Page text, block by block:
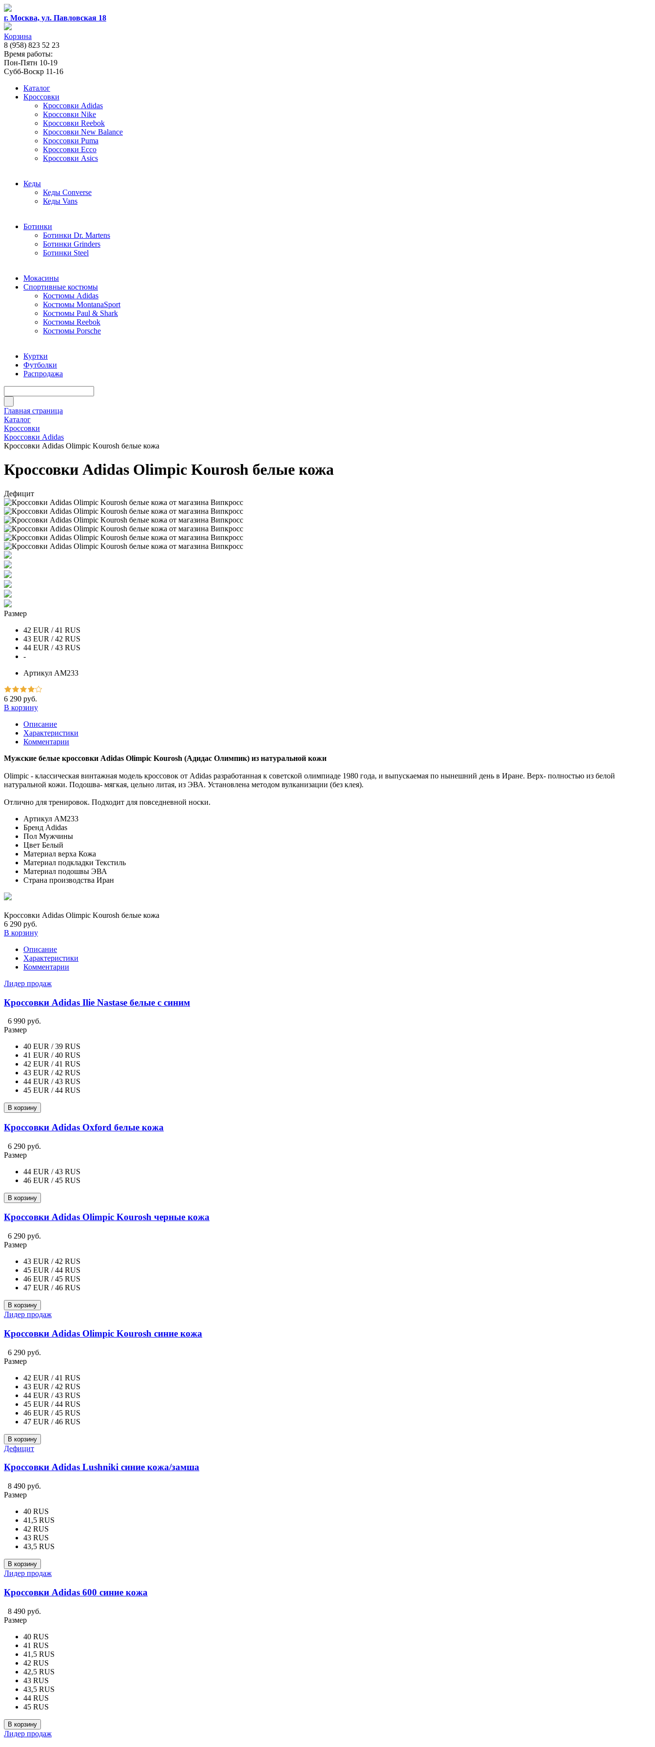
г. Москва, ул. Павловская 18
Корзина
8 (958) 823 52 23
Время работы:
Пон-Пятн 10-19
Субб-Воскр 11-16
Каталог
Кроссовки
Кроссовки Adidas
Кроссовки Nike
Кроссовки Reebok
Кроссовки New Balance
Кроссовки Puma
Кроссовки Ecco
Кроссовки Asics
Кеды
Кеды Converse
Кеды Vans
Ботинки
Ботинки Dr. Martens
Ботинки Grinders
Ботинки Steel
Мокасины
Спортивные костюмы
Костюмы Adidas
Костюмы MontanaSport
Костюмы Paul & Shark
Костюмы Reebok
Костюмы Porsche
Куртки
Футболки
Распродажа
Главная страница
Каталог
Кроссовки
Кроссовки Adidas
Кроссовки Adidas Olimpic Kourosh белые кожа
Кроссовки Adidas Olimpic Kourosh белые кожа
Дефицит
Размер
42 EUR / 41 RUS
43 EUR / 42 RUS
44 EUR / 43 RUS
-
Артикул AM233
6 290 руб.
В корзину
Описание
Характеристики
Комментарии
Мужские белые кроссовки Adidas Olimpic Kourosh (Адидас Олимпик) из натуральной кожи
Olimpic - классическая винтажная модель кроссовок от Adidas разработанная к советской олимпиаде 1980 года, и выпускаемая по нынешний день в Иране. Верх- полностью из белой
натуральной кожи. Подошва- мягкая, цельно литая, из ЭВА. Установлена методом вулканизации (без клея).
Отлично для тренировок. Подходит для повседневной носки.
Артикул AM233
Бренд Adidas
Пол Мужчины
Цвет Белый
Материал верха Кожа
Материал подкладки Текстиль
Материал подошвы ЭВА
Страна производства Иран
Кроссовки Adidas Olimpic Kourosh белые кожа
6 290 руб.
В корзину
Описание
Характеристики
Комментарии
Лидер продаж
Кроссовки Adidas Ilie Nastase белые с синим
6 990 руб.
Размер
40 EUR / 39 RUS
41 EUR / 40 RUS
42 EUR / 41 RUS
43 EUR / 42 RUS
44 EUR / 43 RUS
45 EUR / 44 RUS
В корзину
Кроссовки Adidas Oxford белые кожа
6 290 руб.
Размер
44 EUR / 43 RUS
46 EUR / 45 RUS
В корзину
Кроссовки Adidas Olimpic Kourosh черные кожа
6 290 руб.
Размер
43 EUR / 42 RUS
45 EUR / 44 RUS
46 EUR / 45 RUS
47 EUR / 46 RUS
В корзину
Лидер продаж
Кроссовки Adidas Olimpic Kourosh синие кожа
6 290 руб.
Размер
42 EUR / 41 RUS
43 EUR / 42 RUS
44 EUR / 43 RUS
45 EUR / 44 RUS
46 EUR / 45 RUS
47 EUR / 46 RUS
В корзину
Дефицит
Кроссовки Adidas Lushniki синие кожа/замша
8 490 руб.
Размер
40 RUS
41,5 RUS
42 RUS
43 RUS
43,5 RUS
В корзину
Лидер продаж
Кроссовки Adidas 600 синие кожа
8 490 руб.
Размер
40 RUS
41 RUS
41,5 RUS
42 RUS
42,5 RUS
43 RUS
43,5 RUS
44 RUS
45 RUS
В корзину
Лидер продаж